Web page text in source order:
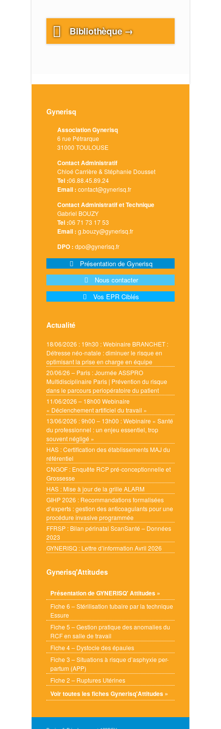
Bibliothèque →
Gynerisq
Association Gynerisq
6 rue Pétrarque
31000 TOULOUSE
Contact Administratif
Chloé Carrière & Stéphanie Dousset
Tel :06.88.45.89.24
Email : contact@gynerisq.fr
Contact Administratif et Technique
Gabriel BOUZY
Tel :06 71 73 17 53
Email : g.bouzy@gynerisq.fr
DPO : dpo@gynerisq.fr
Présentation de Gynerisq
Nous contacter
Vos EPR Ciblés
Actualité
18/06/2026 : 19h30 : Webinaire BRANCHET :
Détresse néo-natale : diminuer le risque en
optimisant la prise en charge en équipe
20/06/26 – Paris : Journée ASSPRO
Multidisciplinaire Paris | Prévention du risque
dans le parcours periopératoire du patient
11/06/2026 – 18h00 Webinaire
« Déclenchement artificiel du travail »
13/06/2026 : 9h00 – 13h00 : Webinaire « Santé
du professionnel : un enjeu essentiel, trop
souvent négligé »
HAS : Certification des établissements MAJ du
référentiel
CNGOF : Enquête RCP pré-conceptionnelle et
Grossesse
HAS : Mise à jour de la grille ALARM
GIHP 2026 : Recommandations formalisées
d’experts : gestion des anticoagulants pour une
procédure invasive programmée
FFRSP : Bilan périnatal ScanSanté – Données
2023
GYNERISQ : Lettre d’information Avril 2026
Gynerisq'Attitudes
Présentation de GYNERISQ' Attitudes »
Fiche 6 – Stérilisation tubaire par la technique
Essure
Fiche 5 – Gestion pratique des anomalies du
RCF en salle de travail
Fiche 4 – Dystocie des épaules
Fiche 3 – Situations à risque d’asphyxie per-
partum (APP)
Fiche 2 – Ruptures Utérines
Voir toutes les fiches Gynerisq'Attitudes »